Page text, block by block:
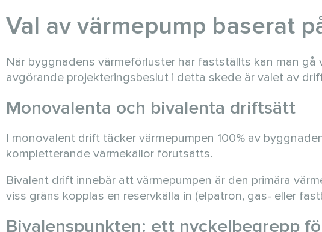
Val av värmepump baserat
När byggnadens värmeförluster har fastställts kan man
avgörande projekteringsbeslut i detta skede är valet av
Monovalenta och bivalenta driftsätt
I monovalent drift täcker värmepumpen 100% av
kompletterande värmekällor förutsätts.
Bivalent drift innebär att värmepumpen är den primära
viss gräns kopplas en reservkälla in (elpatron, gas- eller
Bivalenspunkten: ett nyckelbegrepp